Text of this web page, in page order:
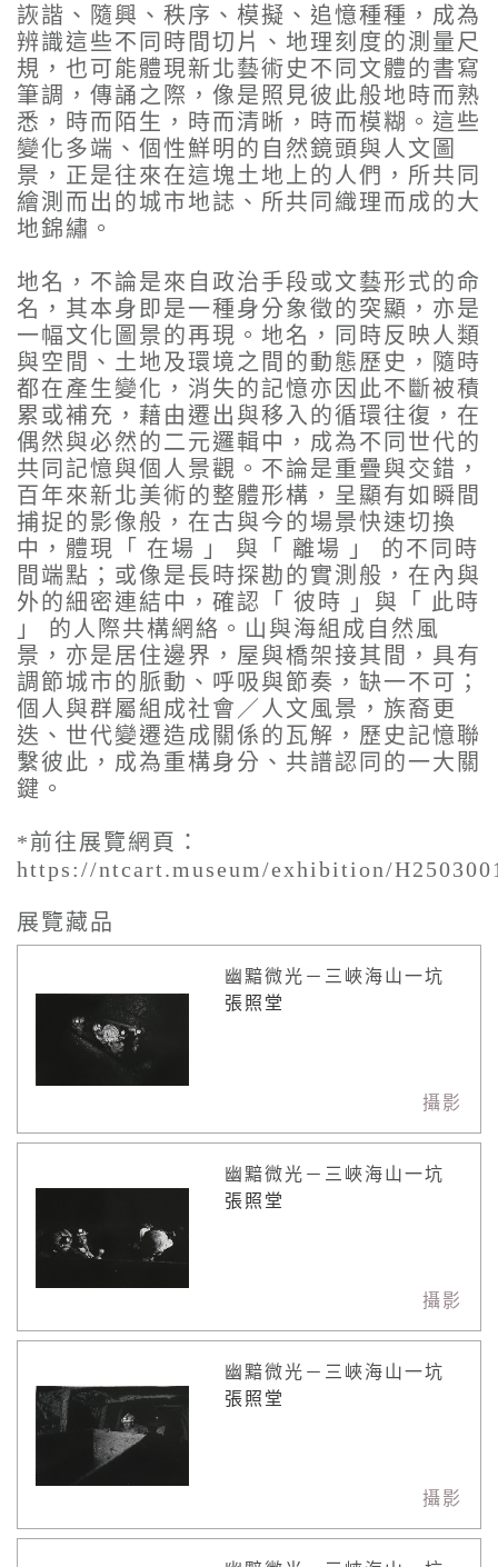
詼諧、隨興、秩序、模擬、追憶種種，成為
辨識這些不同時間切片、地理刻度的測量尺
規，也可能體現新北藝術史不同文體的書寫
筆調，傳誦之際，像是照見彼此般地時而熟
悉，時而陌生，時而清晰，時而模糊。這些
變化多端、個性鮮明的自然鏡頭與人文圖
景，正是往來在這塊土地上的人們，所共同
繪測而出的城市地誌、所共同織理而成的大
地錦繡。
地名，不論是來自政治手段或文藝形式的命
名，其本身即是一種身分象徵的突顯，亦是
一幅文化圖景的再現。地名，同時反映人類
與空間、土地及環境之間的動態歷史，隨時
都在產生變化，消失的記憶亦因此不斷被積
累或補充，藉由遷出與移入的循環往復，在
偶然與必然的二元邏輯中，成為不同世代的
共同記憶與個人景觀。不論是重疊與交錯，
百年來新北美術的整體形構，呈顯有如瞬間
捕捉的影像般，在古與今的場景快速切換
中，體現「 在場 」 與「 離場 」 的不同時
間端點；或像是長時探勘的實測般，在內與
外的細密連結中，確認「 彼時 」與「 此時
」 的人際共構網絡。山與海組成自然風
景，亦是居住邊界，屋與橋架接其間，具有
調節城市的脈動、呼吸與節奏，缺一不可；
個人與群屬組成社會／人文風景，族裔更
迭、世代變遷造成關係的瓦解，歷史記憶聯
繫彼此，成為重構身分、共譜認同的一大關
鍵。
*前往展覽網頁：
https://ntcart.museum/exhibition/
展覽藏品
幽黯微光－三峽海山一坑
張照堂
攝影
幽黯微光－三峽海山一坑
張照堂
攝影
幽黯微光－三峽海山一坑
張照堂
攝影